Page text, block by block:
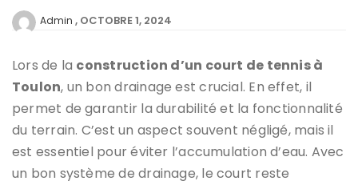
Admin OCTOBRE 1, 2024
Lors de la construction d’un court de tennis à
Toulon, un bon drainage est crucial. En effet, il
permet de garantir la durabilité et la fonctionnalité
du terrain. C’est un aspect souvent négligé, mais il
est essentiel pour éviter l’accumulation d’eau. Avec
un bon système de drainage, le court reste